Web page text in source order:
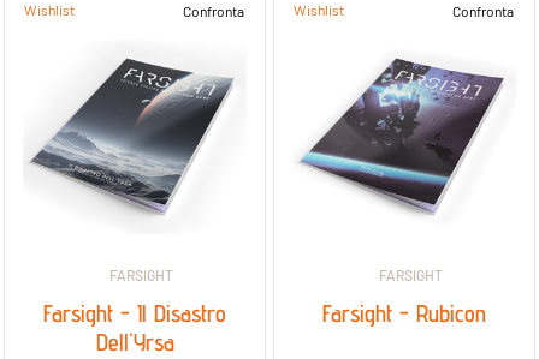
Wishlist Confronta
FARSIGHT
Farsight - Il Disastro
Dell'Yrsa
Wishlist Confronta
FARSIGHT
Farsight - Rubicon